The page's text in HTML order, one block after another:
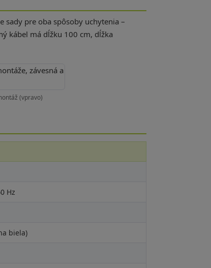
sady pre oba spôsoby uchytenia –
kábel má dĺžku 100 cm, dĺžka
(vpravo)
Hz
biela)